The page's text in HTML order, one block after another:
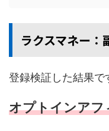
ラクスマネー
登録検証した結果で
オプトインアフ